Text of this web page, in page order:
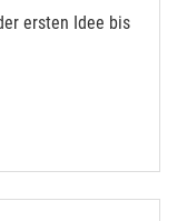
ersten Idee bis